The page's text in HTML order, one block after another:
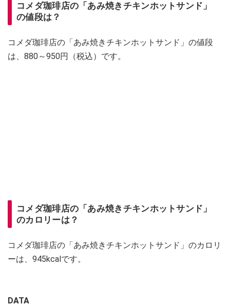
コメダ珈琲店の「あみ焼きチキンホットサンド」
の値段は？
コメダ珈琲店の「あみ焼きチキンホットサンド」の値段
は、880～950円（税込）です。
コメダ珈琲店の「あみ焼きチキンホットサンド」
のカロリーは？
コメダ珈琲店の「あみ焼きチキンホットサンド」のカロリ
ーは、945kcalです。
DATA